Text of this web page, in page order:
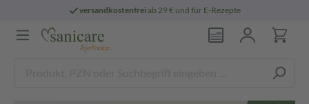
versandkostenfreiab 29 € und für E-Rezepte